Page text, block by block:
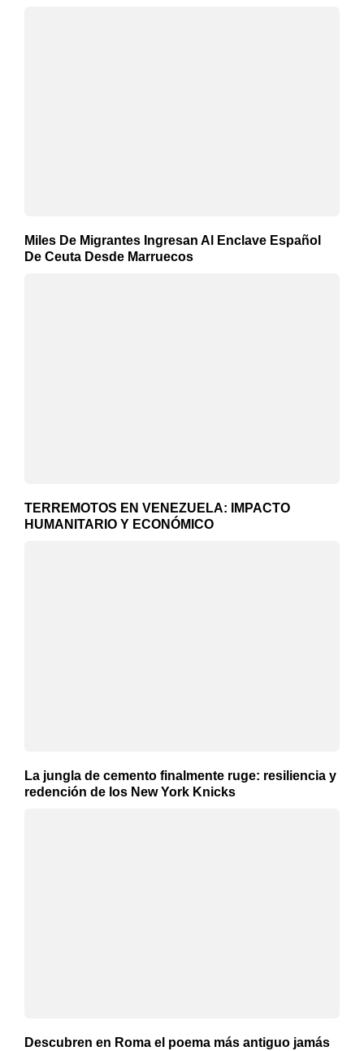
Miles De Migrantes Ingresan Al Enclave Español
De Ceuta Desde Marruecos
TERREMOTOS EN VENEZUELA: IMPACTO
HUMANITARIO Y ECONÓMICO
La jungla de cemento finalmente ruge: resiliencia y
redención de los New York Knicks
Descubren en Roma el poema más antiguo jamás